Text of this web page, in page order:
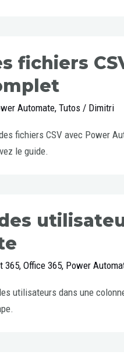
fichiers
Automate, Tutos/ Dimitri
fichiers CSV avec Power
le guide.
365, Office 365, Power
utilisateurs dans une